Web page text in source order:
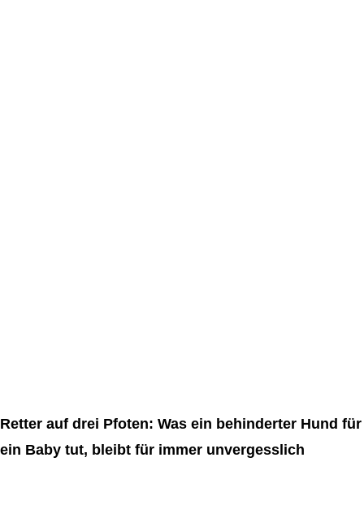
Retter auf drei Pfoten: Was ein behinderter Hund für
ein Baby tut, bleibt für immer unvergesslich